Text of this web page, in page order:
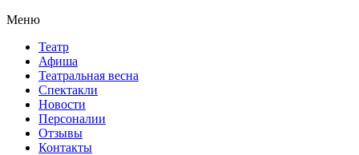
Меню
Театр
Афиша
Театральная весна
Спектакли
Новости
Персоналии
Отзывы
Контакты